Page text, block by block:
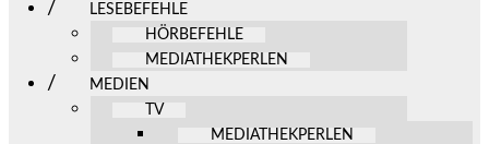
LESEBEFEHLE
HÖRBEFEHLE
MEDIATHEKPERLEN
MEDIEN
TV
MEDIATHEKPERLEN